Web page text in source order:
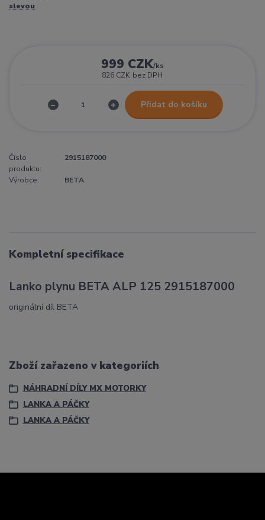
slevou
999 CZK/ks
826 CZK bez DPH
Přidat do košíku
Číslo
produktu:
2915187000
Výrobce: BETA
Kompletní specifikace
Lanko plynu BETA ALP 125 2915187000
originální díl BETA
Zboží zařazeno v kategoriích
NÁHRADNÍ DÍLY MX MOTORKY
LANKA A PÁČKY
LANKA A PÁČKY